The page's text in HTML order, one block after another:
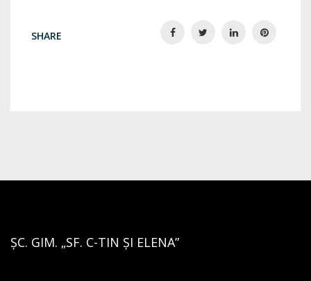
SHARE
ȘC. GIM. „SF. C-TIN ȘI ELENA”